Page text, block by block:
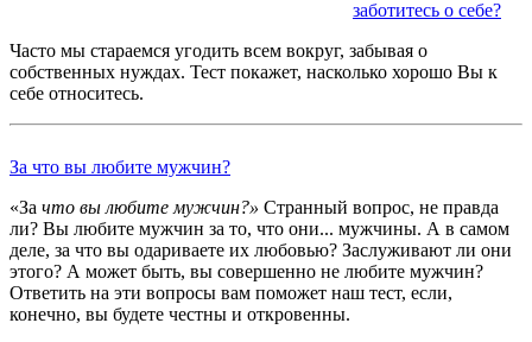
заботитесь о себе?
Часто мы стараемся угодить всем вокруг, забывая о
собственных нуждах. Тест покажет, насколько хорошо Вы к
себе относитесь.
За что вы любите мужчин?
«За что вы любите мужчин?» Странный вопрос, не правда
ли? Вы любите мужчин за то, что они... мужчины. А в самом
деле, за что вы одариваете их любовью? Заслуживают ли они
этого? А может быть, вы совершенно не любите мужчин?
Ответить на эти вопросы вам поможет наш тест, если,
конечно, вы будете честны и откровенны.